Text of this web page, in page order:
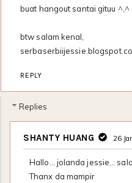
buat hangout santai gituu ^,^
btw salam kenal,
REPLY
Replies
SHANTY HUANG 26
Hallo… jolanda jessie…
Thanx da mampir